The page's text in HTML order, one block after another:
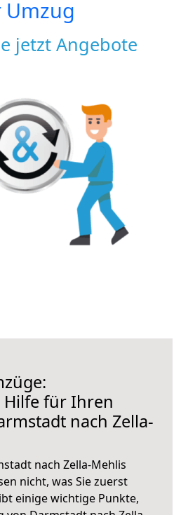
jetzt Angebote
Hilfe für Ihren
nach Zella-
nach Zella-Mehlis
nicht, was Sie zuerst
einige wichtige Punkte,